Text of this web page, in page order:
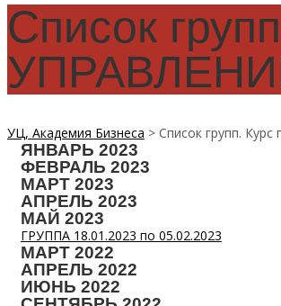
Список
УЦ, Академия Бизнеса > Список групп.
ЯНВАРЬ 2023
ФЕВРАЛЬ 2023
МАРТ 2023
АПРЕЛЬ 2023
МАЙ 2023
ГРУППА 18.01.2023 по 05.02.2023
МАРТ 2022
АПРЕЛЬ 2022
ИЮНЬ 2022